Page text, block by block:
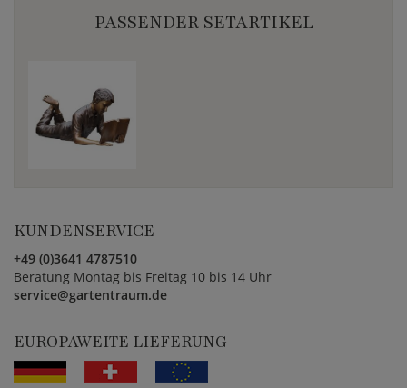
PASSENDER SETARTIKEL
KUNDENSERVICE
+49 (0)3641 4787510
Beratung Montag bis Freitag 10 bis 14 Uhr
service@gartentraum.de
EUROPAWEITE LIEFERUNG